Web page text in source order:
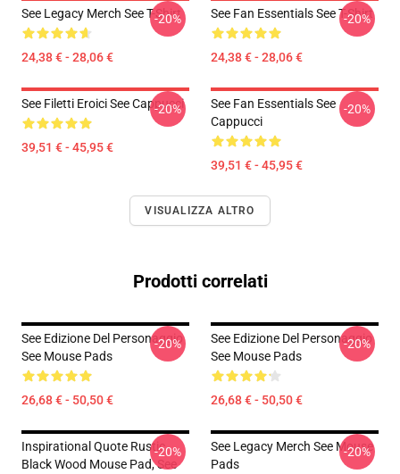
See Legacy Merch See T-Shirt
24,38 € - 28,06 €
-20% See Fan Essentials See T-Shirt
24,38 € - 28,06 €
-20%
See Filetti Eroici See Cappucci
39,51 € - 45,95 €
-20%
See Fan Essentials See
Cappucci
39,51 € - 45,95 €
-20%
VISUALIZZA ALTRO
Prodotti correlati
See Edizione Del Personaggio
See Mouse Pads
26,68 € - 50,50 €
-20%
See Edizione Del Personaggio
See Mouse Pads
26,68 € - 50,50 €
-20%
Inspirational Quote Rustic
Black Wood Mouse Pad, See
-20%
See Legacy Merch See Mouse
Pads
-20%